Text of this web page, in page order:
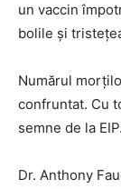
un vaccin
bolile și
Numărul
confruntat. Cu
semne de la EIP.
Dr. Anthony